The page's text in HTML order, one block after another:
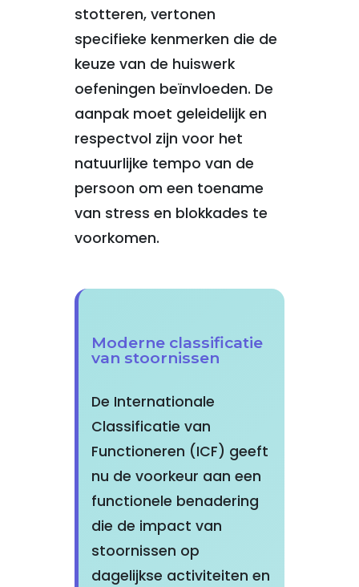
stotteren, vertonen
specifieke kenmerken die de
keuze van de huiswerk
oefeningen beïnvloeden. De
aanpak moet geleidelijk en
respectvol zijn voor het
natuurlijke tempo van de
persoon om een toename
van stress en blokkades te
voorkomen.
Moderne classificatie
van stoornissen
De Internationale
Classificatie van
Functioneren (ICF) geeft
nu de voorkeur aan een
functionele benadering
die de impact van
stoornissen op
dagelijkse activiteiten en